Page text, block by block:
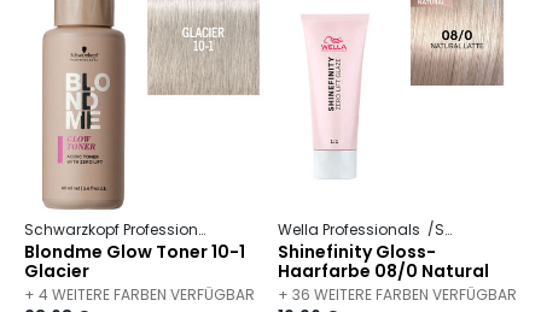
Schwarzkopf Professional Blondme Farbe und Umformung
Blondme Glow Toner 10-1
Glacier
+ 4 WEITERE FARBEN VERFÜGBAR
Wella Professionals Shinefinity
Shinefinity Gloss-
Haarfarbe 08/0 Natural
Latte
+ 36 WEITERE FARBEN VERFÜGBAR